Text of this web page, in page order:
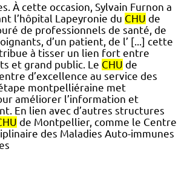
À cette occasion, Sylvain Furnon a
l’hôpital Lapeyronie du CHU de
de professionnels de santé, de
d’un patient, de l’ [...] cette
à tisser un lien fort entre
et grand public. Le CHU de
d’excellence au service des
montpelliéraine met
améliorer l’information et
En lien avec d’autres structures
de Montpellier, comme le Centre
des Maladies Auto-immunes